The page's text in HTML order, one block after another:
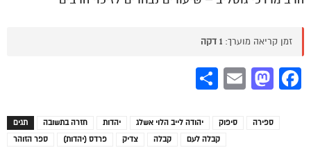
זמן קריאה מוערך: 1 דקה
Facebook
Mastodon
Email
תגים חזרה בתשובה יהדות יהודה לייב הלוי אשלג סיפוק
ספירה
ספר הזוהר
פרדס (יהדות) צדיק קבלה קבלה לעם